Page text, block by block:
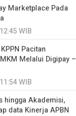
Marketplace Pada
WIB
Pacitan
Melalui Digipay –
WIB
hingga Akademisi,
data Kinerja APBN